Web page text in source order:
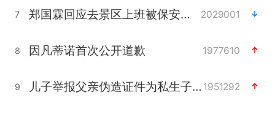
7 郑国霖回应去景区上班被保安拦下 2029001
8 因凡蒂诺首次公开道歉 1977610
9 儿子举报父亲伪造证件为私生子落户 1951292